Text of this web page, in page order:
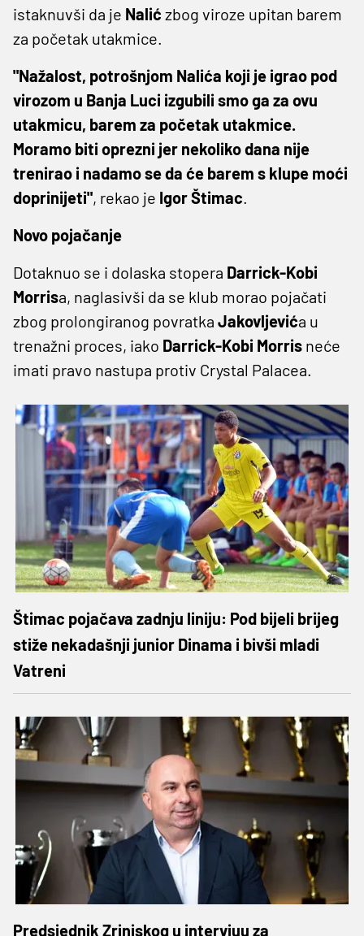
istaknuvši da je Nalić zbog viroze upitan barem
za početak utakmice.
"Nažalost, potrošnjom Nalića koji je igrao pod
virozom u Banja Luci izgubili smo ga za ovu
utakmicu, barem za početak utakmice.
Moramo biti oprezni jer nekoliko dana nije
trenirao i nadamo se da će barem s klupe moći
doprinijeti", rekao je Igor Štimac.
Novo pojačanje
Dotaknuo se i dolaska stopera Darrick-Kobi
Morrisa, naglasivši da se klub morao pojačati
zbog prolongiranog povratka Jakovljevića u
trenažni proces, iako Darrick-Kobi Morris neće
imati pravo nastupa protiv Crystal Palacea.
Štimac pojačava zadnju liniju: Pod bijeli brijeg
stiže nekadašnji junior Dinama i bivši mladi
Vatreni
Predsjednik Zrinjskog u intervjuu za